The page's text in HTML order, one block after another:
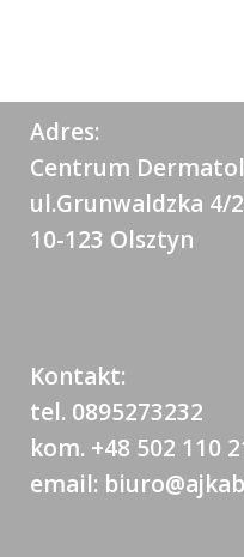
Adres:
Centrum
ul.Grunwaldzka 4/2
10-123 Olsztyn
Kontakt:
tel. 0895273232
kom. +48 502 110
email: